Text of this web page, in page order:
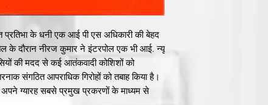
प्रतिभा के धनी एक आई पी एस अधिकारी की बेहद
के दौरान नीरज कुमार ने इंटरपोल एक भी आई. न्यू
की मदद से कई आतंकवादी कोशिशों को
संगठित आपराधिक गिरोहों को तबाह किया है।
अपने ग्यारह सबसे प्रमुख प्रकरणों के माध्यम से